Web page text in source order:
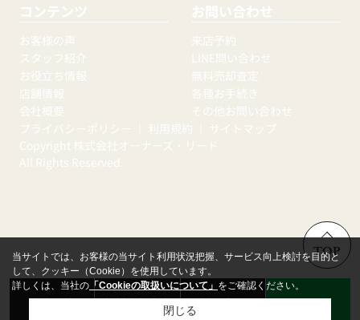
コンテンツ
お客様の声
スタッフ紹介
お役立ち情報
店舗情報
会社概要
お問い合わせ
来店予約
LINE問い合わせ
無料売却査定
各種お手続き
その他お問い合わせ
プライバシーポリシー
利用規約
サイトマップ
Copyright 株式会社オーナーズ・リード
All Rights Reserved.
来店予約 無料売却査定 お問い合わせ LINE
TOP
当サイトでは、お客様の当サイト利用状況把握、サービス向上検討を目的と
して、クッキー（Cookie）を使用しています。
詳しくは、当社の 「Cookieの取扱いについて」 をご確認ください。
閉じる